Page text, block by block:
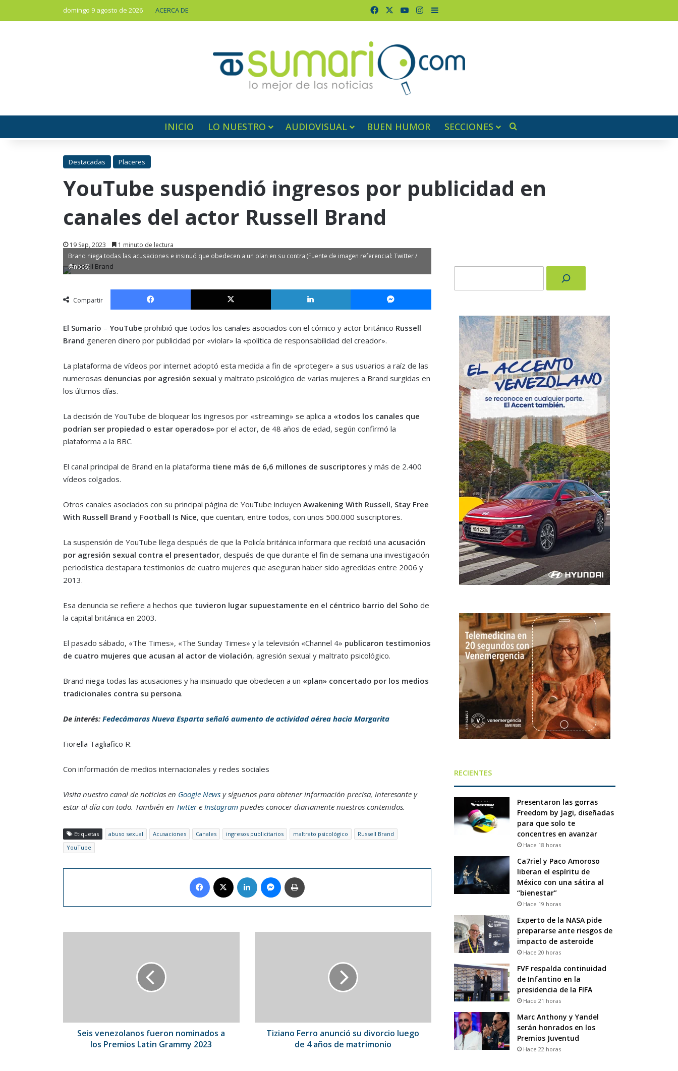
domingo 9 agosto de 2026 ACERCA DE FacebookYouTubeInstagram
Barra lateral
INICIO LO NUESTRO AUDIOVISUAL BUEN HUMOR SECCIONES
Destacadas Placeres
YouTube suspendió ingresos por publicidad en
canales del actor Russell Brand
19 Sep, 2023 1 minuto de lectura
Brand niega todas las acusaciones e insinuó que obedecen a un plan en su contra (Fuente de imagen referencial: Twitter /
@nbc6)
Compartir
Facebook X LinkedIn Messenger
El Sumario – YouTube prohibió que todos los canales asociados con el cómico y actor británico Russell
Brand generen dinero por publicidad por «violar» la «política de responsabilidad del creador».
La plataforma de vídeos por internet adoptó esta medida a fin de «proteger» a sus usuarios a raíz de las
numerosas denuncias por agresión sexual y maltrato psicológico de varias mujeres a Brand surgidas en
los últimos días.
La decisión de YouTube de bloquear los ingresos por «streaming» se aplica a «todos los canales que
podrían ser propiedad o estar operados»por el actor, de 48 años de edad, según confirmó la
plataforma a la BBC.
El canal principal de Brand en la plataforma tiene más de 6,6 millones de suscriptores y más de 2.400
vídeos colgados.
Otros canales asociados con su principal página de YouTube incluyen Awakening With Russell, Stay Free
With Russell Brand yFootball Is Nice, que cuentan, entre todos, con unos 500.000 suscriptores.
La suspensión de YouTube llega después de que la Policía británica informara que recibió una acusación
por agresión sexual contra el presentador, después de que durante el fin de semana una investigación
periodística destapara testimonios de cuatro mujeres que aseguran haber sido agredidas entre 2006 y
2013.
Esa denuncia se refiere a hechos que tuvieron lugar supuestamente en el céntrico barrio del Soho de
la capital británica en 2003.
El pasado sábado, «The Times», «The Sunday Times» y la televisión «Channel 4» publicaron testimonios
de cuatro mujeres que acusan al actor de violación, agresión sexual y maltrato psicológico.
Brand niega todas las acusaciones y ha insinuado que obedecen a un «plan» concertado por los medios
tradicionales contra su persona.
De interés: Fedecámaras Nueva Esparta señaló aumento de actividad aérea hacia Margarita
Fiorella Tagliafico R.
Con información de medios internacionales y redes sociales
Visita nuestro canal de noticias en Google Newsy síguenos para obtener información precisa, interesante y
estar al día con todo. También en Twttere Instagrampuedes conocer diariamente nuestros contenidos.
Etiquetas abuso sexual Acusaciones Canales ingresos publicitarios maltrato psicológico
Russell Brand
YouTube
Facebook LinkedIn Messenger
Grammy
Seis venezolanos fueron nominados a
los Premios Latin Grammy 2023
años
Tiziano Ferro anunció su divorcio luego
de 4 años de matrimonio
RECIENTES
Presentaron las gorras
Freedom by Jagi, diseñadas
para que solo te
concentres en avanzar
Hace 18 horas
Ca7riel y Paco Amoroso
liberan el espíritu de
México con una sátira al
“bienestar”
Hace 19 horas
Experto de la NASA pide
prepararse ante riesgos de
impacto de asteroide
Hace 20 horas
FVF respalda continuidad
de Infantino en la
presidencia de la FIFA
Hace 21 horas
Marc Anthony y Yandel
serán honrados en los
Premios Juventud
Hace 22 horas